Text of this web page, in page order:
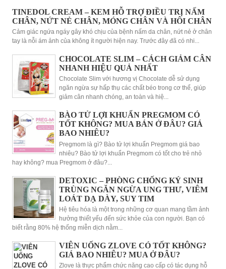
TINEDOL CREAM – KEM HỖ TRỢ ĐIỀU TRỊ NẤM
CHÂN, NỨT NẺ CHÂN, MÓNG CHÂN VÀ HÔI CHÂN
Cảm giác ngứa ngáy gây khó chịu của bệnh nấm da chân, nứt nẻ ở chân
tay là nỗi ám ảnh của không ít người hiện nay. Trước đây đã có nhi...
CHOCOLATE SLIM – CÁCH GIẢM CÂN
NHANH HIỆU QUẢ NHẤT
Chocolate Slim với hương vị Chocolate dễ sử dụng
ngăn ngừa sự hấp thụ các chất béo trong cơ thể, giúp
giảm cân nhanh chóng, an toàn và hiệ...
BÀO TỬ LỢI KHUẨN PREGMOM CÓ
TỐT KHÔNG? MUA BÁN Ở ĐÂU? GIÁ
BAO NHIÊU?
Pregmom là gì? Bào tử lợi khuẩn Pregmom giá bao
nhiêu? Bào tử lợi khuẩn Pregmom có tốt cho trẻ nhỏ
hay không? mua Pregmom ở đâu?...
DETOXIC – PHÒNG CHỐNG KÝ SINH
TRÙNG NGĂN NGỪA UNG THƯ, VIÊM
LOÁT DẠ DÀY, SUY TIM
Hệ tiêu hóa là một trong những cơ quan mang tầm ảnh
hưởng thiết yếu đến sức khỏe của con người. Bạn có
biết rằng 80% hệ thống miễn dịch nằm...
VIÊN UỐNG ZLOVE CÓ TỐT KHÔNG?
GIÁ BAO NHIÊU? MUA Ở ĐÂU?
Zlove là thực phẩm chức năng cao cấp có tác dụng hỗ